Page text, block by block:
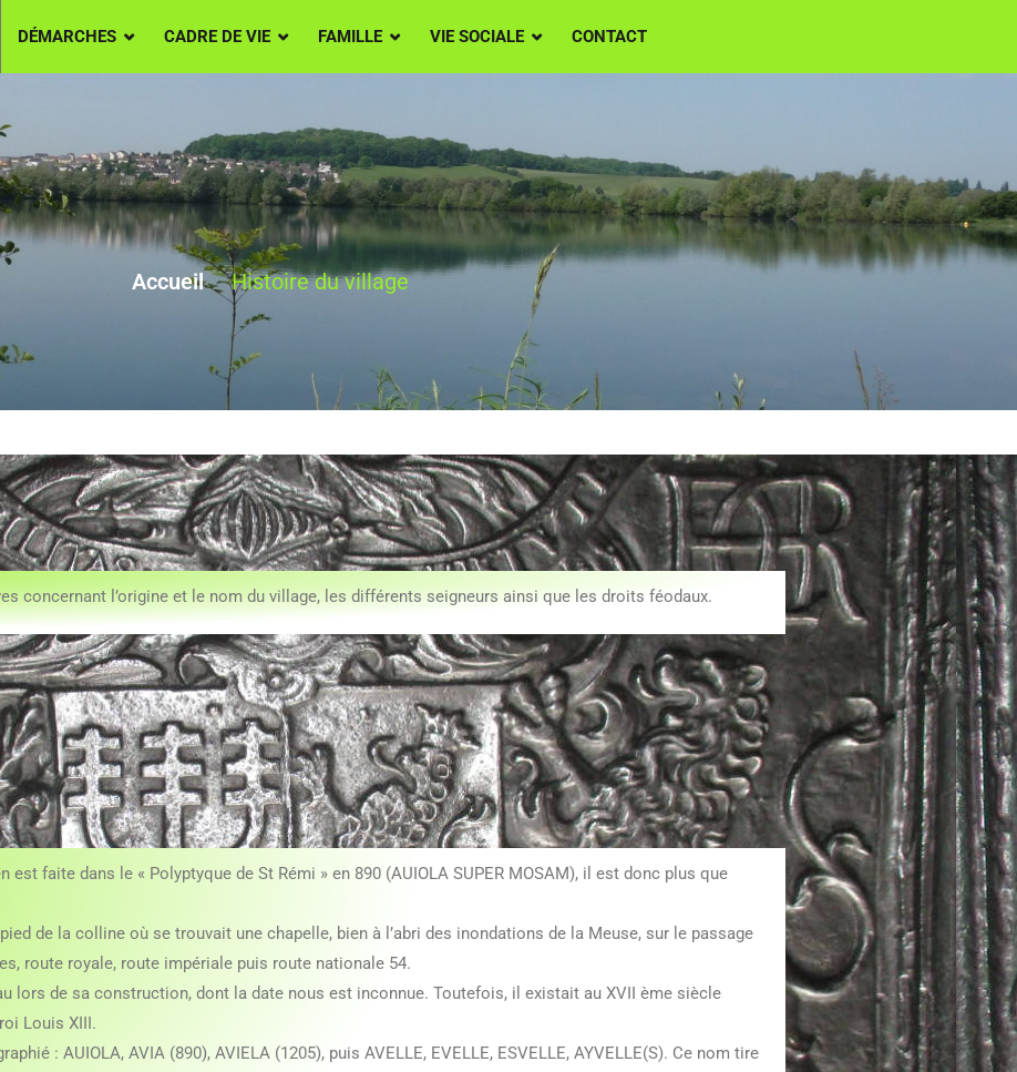
DÉMARCHES CADRE DE VIE FAMILLE VIE SOCIALE CONTACT
Histoire du village
Accueil Histoire du village
concernant l’origine et le nom du village, les différents seigneurs ainsi que les droits féodaux.
faite dans le « Polyptyque de St Rémi » en 890 (AUIOLA SUPER MOSAM), il est donc plus que
de la colline où se trouvait une chapelle, bien à l’abri des inondations de la Meuse, sur le passage
route royale, route impériale puis route nationale 54.
lors de sa construction, dont la date nous est inconnue. Toutefois, il existait au XVII ème siècle
Louis XIII.
: AUIOLA, AVIA (890), AVIELA (1205), puis AVELLE, EVELLE, ESVELLE, AYVELLE(S). Ce nom tire